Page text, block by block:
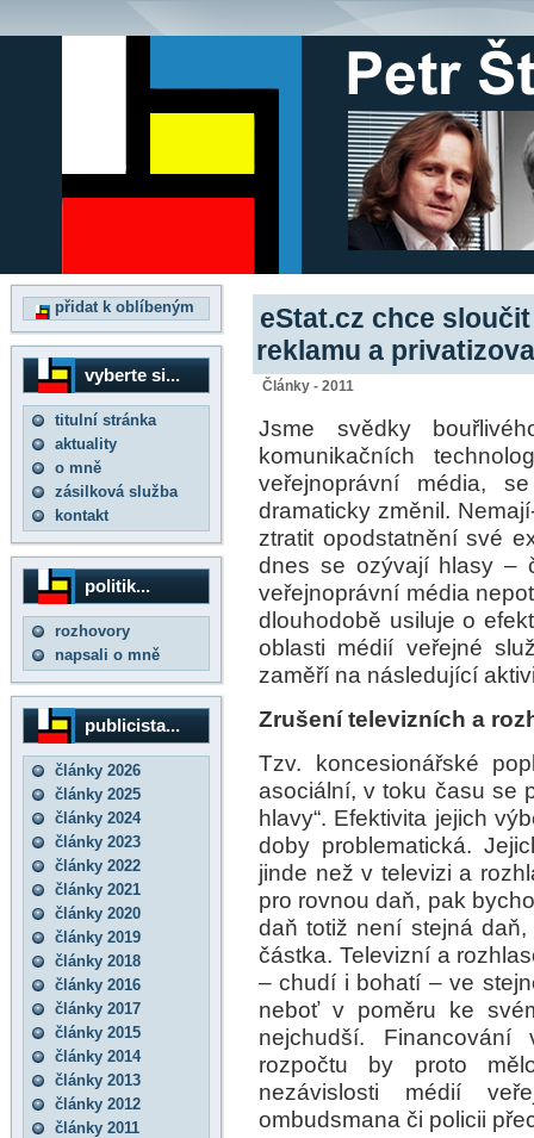
přidat k oblíbeným
vyberte si...
titulní stránka
aktuality
o mně
zásilková služba
kontakt
politik...
rozhovory
napsali o mně
publicista...
články 2026
články 2025
články 2024
články 2023
články 2022
články 2021
články 2020
články 2019
články 2018
články 2016
články 2017
články 2015
články 2014
články 2013
články 2012
články 2011
eStat.cz chce
reklamu a
Články - 2011
Jsme svědky
komunikačních
veřejnoprávní média,
dramaticky změnil.
ztratit opodstatnění své
dnes se ozývají hlasy –
veřejnoprávní média
dlouhodobě usiluje o
oblasti médií veřejné
zaměří na následující
Zrušení televizních a
Tzv. koncesionářské
asociální, v toku času se
hlavy“. Efektivita jejich
doby problematická.
jinde než v televizi a
pro rovnou daň, pak
daň totiž není stejná
částka. Televizní a
– chudí i bohatí – ve
neboť v poměru ke
nejchudší. Financování
rozpočtu by proto
nezávislosti médií
ombudsmana či policii